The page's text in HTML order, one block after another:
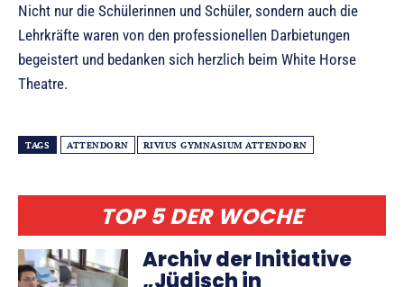
TOP 5 DER WOCHE
Archiv der Initiative
„Jüdisch in
Nicht nur die Schülerinnen und Schüler, sondern auch die
Lehrkräfte waren von den professionellen Darbietungen
begeistert und bedanken sich herzlich beim White Horse
Theatre.
TAGS ATTENDORN RIVIUS GYMNASIUM ATTENDORN